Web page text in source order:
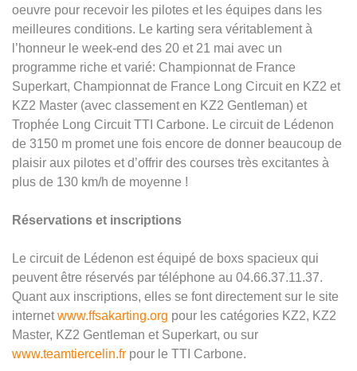
oeuvre pour recevoir les pilotes et les équipes dans les
meilleures conditions. Le karting sera véritablement à
l’honneur le week-end des 20 et 21 mai avec un
programme riche et varié: Championnat de France
Superkart, Championnat de France Long Circuit en KZ2 et
KZ2 Master (avec classement en KZ2 Gentleman) et
Trophée Long Circuit TTI Carbone. Le circuit de Lédenon
de 3150 m promet une fois encore de donner beaucoup de
plaisir aux pilotes et d’offrir des courses très excitantes à
plus de 130 km/h de moyenne !
Réservations et inscriptions
Le circuit de Lédenon est équipé de boxs spacieux qui
peuvent être réservés par téléphone au 04.66.37.11.37.
Quant aux inscriptions, elles se font directement sur le site
internetwww.ffsakarting.org pour les catégories KZ2, KZ2
Master, KZ2 Gentleman et Superkart, ou sur
www.teamtiercelin.fr pour le TTI Carbone.